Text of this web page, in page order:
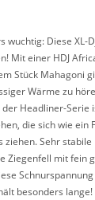
wuchtig: Diese XL-
Mit einer HDJ
Stück Mahagoni
Wärme zu
Headliner-Serie
die sich wie ein
ziehen. Sehr
Ziegenfell mit fein
besonders lange!